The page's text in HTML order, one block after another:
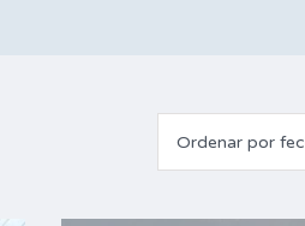
Ordenar por